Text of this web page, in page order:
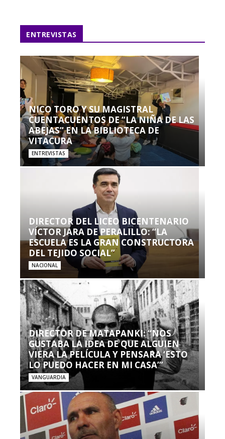
ENTREVISTAS
NICO TORO Y SU MAGISTRAL
CUENTACUENTOS DE “LA NIÑA DE LAS
ABEJAS” EN LA BIBLIOTECA DE
VITACURA
ENTREVISTAS
DIRECTOR DEL LICEO BICENTENARIO
VÍCTOR JARA DE PERALILLO: “LA
ESCUELA ES LA GRAN CONSTRUCTORA
DEL TEJIDO SOCIAL”
NACIONAL
DIRECTOR DE MATAPANKI: “NOS
GUSTABA LA IDEA DE QUE ALGUIEN
VIERA LA PELÍCULA Y PENSARA ‘ESTO
LO PUEDO HACER EN MI CASA’”
VANGUARDIA